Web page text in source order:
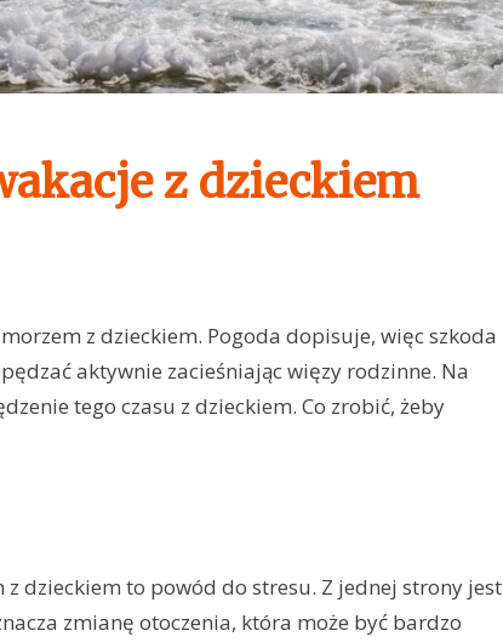
z dzieckiem
z dzieckiem. Pogoda dopisuje, więc szkoda
aktywnie zacieśniając więzy rodzinne. Na
tego czasu z dzieckiem. Co zrobić, żeby
dzieckiem to powód do stresu. Z jednej strony jest
zmianę otoczenia, która może być bardzo